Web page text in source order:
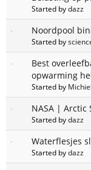
Started bydazz
Noordpool
Started by
Best
opwarming
Started by Michiel
NASA | Arctic
Started bydazz
Waterflesjes
Started bydazz